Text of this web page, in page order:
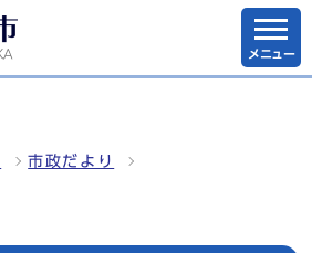
メニュー
市政だより